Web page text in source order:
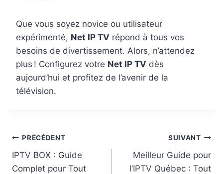
Que vous soyez novice ou utilisateur
expérimenté, Net IP TV répond à tous vos
besoins de divertissement. Alors, n’attendez
plus ! Configurez votre Net IP TV dès
aujourd’hui et profitez de l’avenir de la
télévision.
PRÉCÉDENT
IPTV BOX : Guide
Complet pour Tout
SUIVANT
Meilleur Guide pour
l’IPTV Québec : Tout